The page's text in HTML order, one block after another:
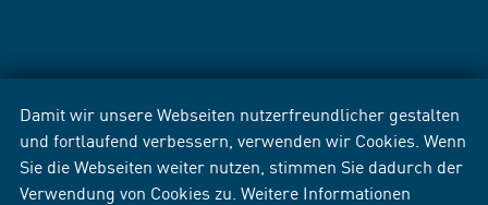
Damit wir unsere Webseiten nutzerfreundlicher gestalten
und fortlaufend verbessern, verwenden wir Cookies. Wenn
Sie die Webseiten weiter nutzen, stimmen Sie dadurch der
Verwendung von Cookies zu. Weitere Informationen